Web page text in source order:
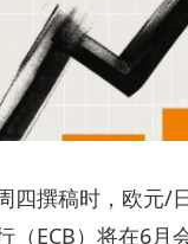
四撰稿时，欧元/
（ECB）将在6月